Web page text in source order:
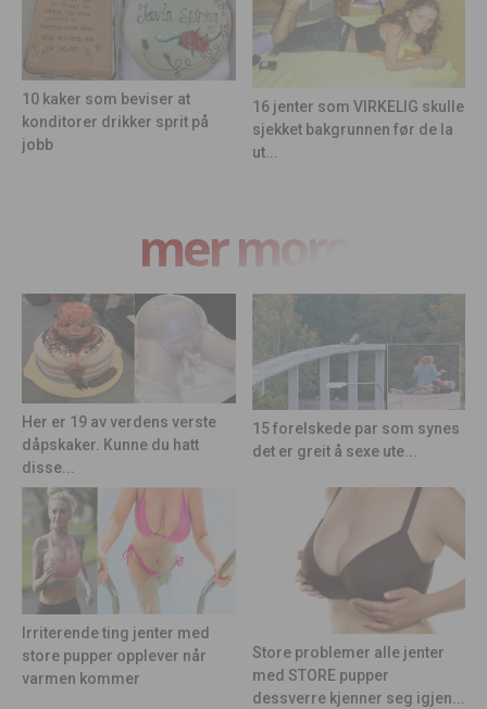
10 kaker som beviser at
konditorer drikker sprit på
jobb
16 jenter som VIRKELIG skulle
sjekket bakgrunnen før de la
ut...
mer moro
Her er 19 av verdens verste
dåpskaker. Kunne du hatt
disse...
15 forelskede par som synes
det er greit å sexe ute...
Irriterende ting jenter med
store pupper opplever når
varmen kommer
Store problemer alle jenter
med STORE pupper
dessverre kjenner seg igjen...